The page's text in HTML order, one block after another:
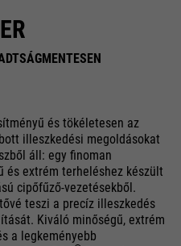
és tökéletesen az
illeszkedési megoldásokat
áll: egy finoman
és extrém terheléshez készült
cipőfűző-vezetésekből.
teszi a precíz illeszkedés
Kiváló minőségű, extrém
a legkeményebb